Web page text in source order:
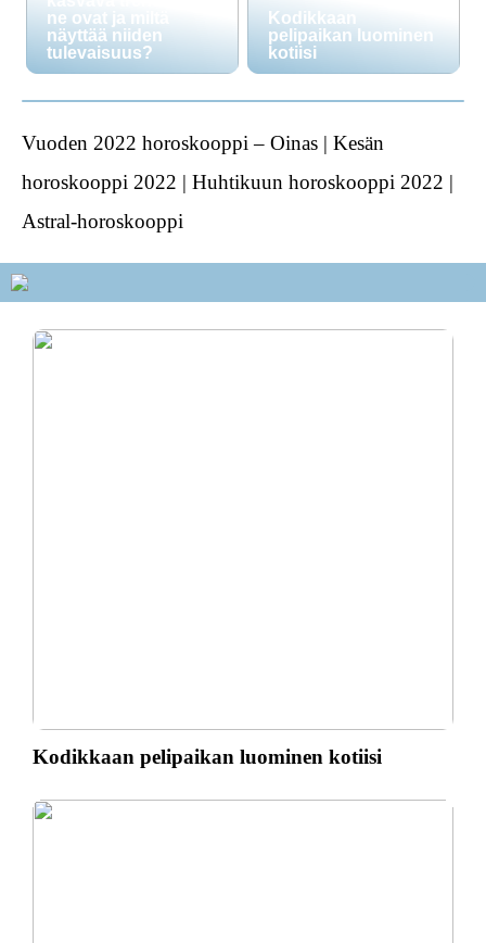
ne ovat ja miltä
näyttää niiden
tulevaisuus?
Kodikkaan
pelipaikan luominen
kotiisi
Vuoden 2022 horoskooppi – Oinas | Kesän
horoskooppi 2022 | Huhtikuun horoskooppi 2022 |
Astral-horoskooppi
Kodikkaan pelipaikan luominen kotiisi